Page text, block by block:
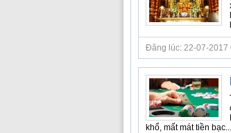
Đăng lúc: 22-07-2017
khổ, mất mát tiền bạc....